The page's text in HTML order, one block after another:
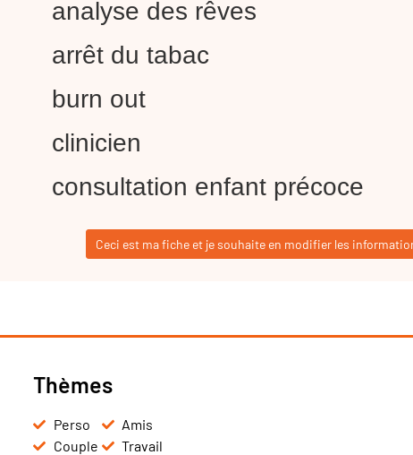
analyse des rêves
arrêt du tabac
burn out
clinicien
consultation enfant précoce
Ceci est ma fiche et je souhaite en modifier les
Thèmes
Perso
Couple
Amis
Travail